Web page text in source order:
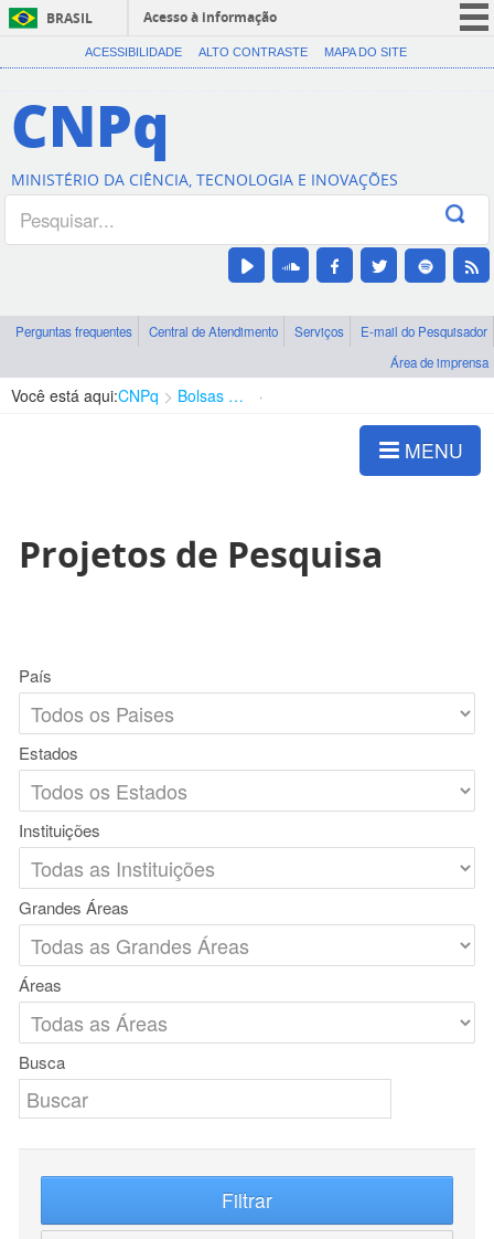
BRASIL
Acesso à informação
CORONAVÍRUS (COVID-19)
Canais
ACESSIBILIDADE ALTO CONTRASTE MAPA DO SITE
CNPq
MINISTÉRIO DA CIÊNCIA, TECNOLOGIA E INOVAÇÕES
Perguntas frequentes Central de Atendimento Serviços
E-mail do Pesquisador
Área de imprensa
Você está aqui:CNPq Bolsas e Auxílios Vigentes
MENU
Projetos de Pesquisa
País
Estados
Instituições
Grandes Áreas
Áreas
Busca
Filtrar